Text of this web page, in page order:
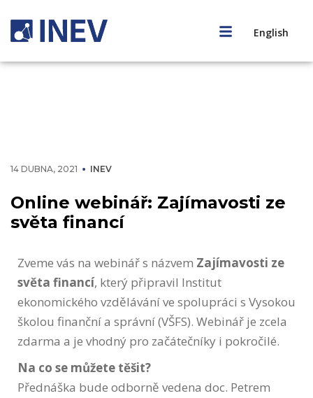
English
14 DUBNA, 2021 INEV
Online webinář: Zajímavosti ze
světa financí
Zveme vás na webinář s názvem Zajímavosti ze
světa financí, který připravil Institut
ekonomického vzdělávání ve spolupráci s Vysokou
školou finanční a správní (VŠFS). Webinář je zcela
zdarma a je vhodný pro začátečníky i pokročilé.
Na co se můžete těšit?
Přednáška bude odborně vedena doc. Petrem